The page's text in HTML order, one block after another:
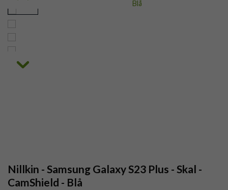
Nillkin - Samsung Galaxy S23 Plus - Skal -
CamShield - Blå